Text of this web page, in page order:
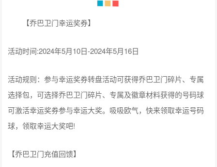
【乔巴卫门幸运奖券】
活动时间:2024年5月10日-2024年5月16日
活动规则：参与幸运奖券转盘活动可获得乔巴卫门碎片、专属
选择包，可选择乔巴卫门碎片、专属及徽章材料获得的号码球
可激活幸运奖券参与幸运大奖。吸吸欧气，快来领取幸运号码
球，领取幸运大奖吧!
【乔巴卫门充值回馈】